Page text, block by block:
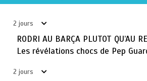
2 jours
RODRI AU BARÇA PLUTOT QU’AU
Les révélations chocs de Pep
2 jours
4
BLITTA / SEMINAIRE NATIONAL DES
PREFETS: … Vers l’optimisation du